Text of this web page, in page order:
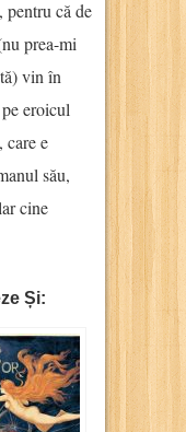
că de
prea-mi
vin în
eroicul
, care e
său,
cine
Și: